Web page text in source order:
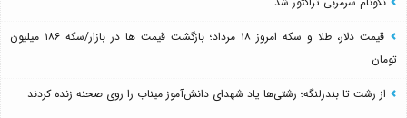
قیمت دلار، طلا و سکه امروز ۱۸ مرداد؛ بازگشت قیمت ها در بازار/سکه ۱۸۶ میلیون
تومان
از رشت تا بندرلنگه؛ رشتی‌ها یاد شهدای دانش‌آموز میناب را روی صحنه زنده کردند